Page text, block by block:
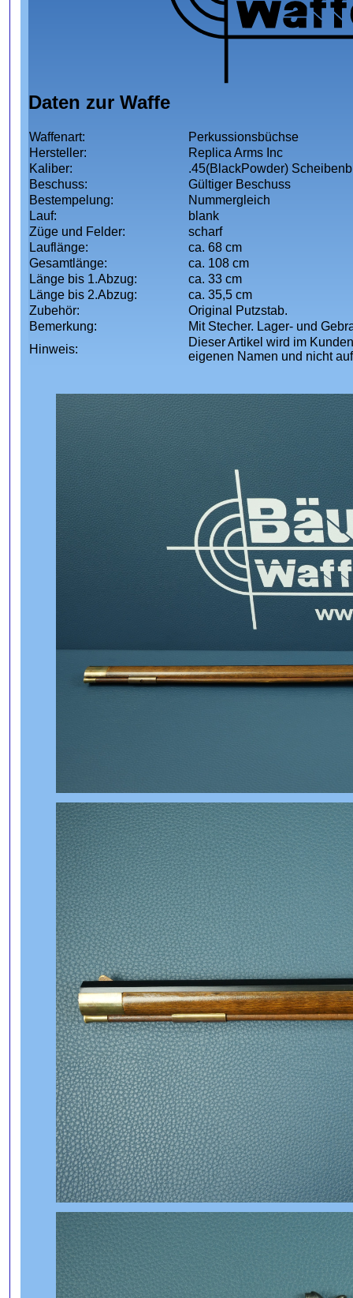
Daten zur Waffe
Waffenart:
Perkussionsbüchse
Hersteller:
Replica Arms Inc
Kaliber:
.45(BlackPowder)
Beschuss:
Gültiger Beschuss
Bestempelung:
Nummergleich
Lauf:
blank
Züge und Felder:
scharf
Lauflänge:
ca. 68 cm
Gesamtlänge:
ca. 108 cm
Länge bis 1.Abzug:
ca. 33 cm
Länge bis 2.Abzug:
ca. 35,5 cm
Zubehör:
Original Putzstab.
Bemerkung:
Mit Stecher. Lager- und
Hinweis:
Dieser Artikel wird im
eigenen Namen und nicht